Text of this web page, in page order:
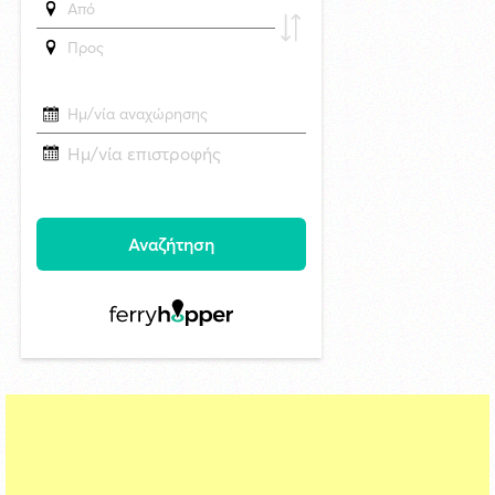
Παιχνίδια με τράπουλα: η πιο απλή ψυχαγωγία βρίσκεται ήδη σε ένα
συρτάρι του σπιτιού